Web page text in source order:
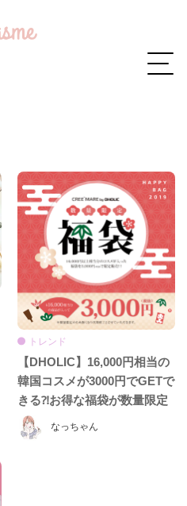
なっちゃん
トレンド
【DHOLIC】16,000円相当の
韓国コスメが3000円でGETで
きる⁈お得な福袋が数量限定
で発売♡